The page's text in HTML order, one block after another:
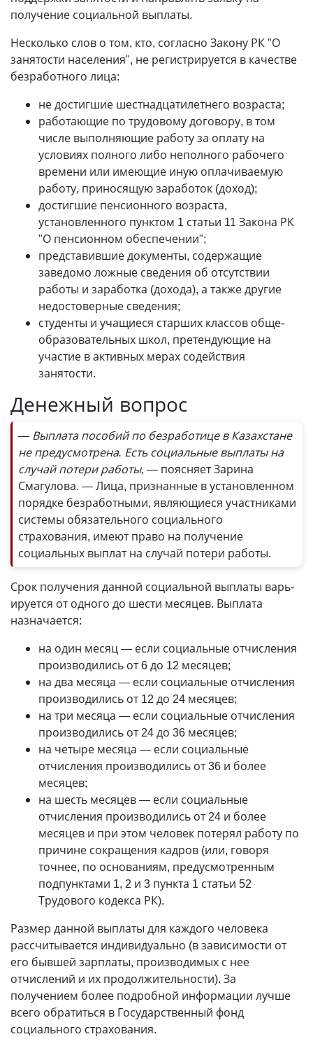
получение социальной выплаты.
Несколько слов о том, кто, согласно Закону РК "О
занятости населения", не регистрируется в качестве
безработного лица:
не достигшие шестнадцатилетнего возраста;
работающие по трудовому договору, в том
числе выполняющие работу за оплату на
условиях полного либо неполного рабочего
времени или имеющие иную оплачиваемую
работу, приносящую заработок (доход);
достигшие пенсионного возраста,
установленного пунктом 1 статьи 11 Закона РК
"О пенсионном обеспечении";
представившие документы, содержащие
заведомо ложные сведения об отсутствии
работы и заработка (дохода), а также другие
недостоверные сведения;
студенты и учащиеся старших классов обще­
образовательных школ, претендующие на
участие в активных мерах содействия
занятости.
Денежный вопрос
— Выплата пособий по безработице в Казахстане
не предусмотрена. Есть социальные выплаты на
случай потери работы, — поясняет Зарина
Смагулова. — Лица, признанные в установленном
порядке безработными, являющиеся участниками
системы обязательного социального
страхования, имеют право на получение
социальных выплат на случай потери работы.
Срок получения данной социальной выплаты варь­
ируется от одного до шести месяцев. Выплата
назначается:
на один месяц — если социальные отчисления
производились от 6 до 12 месяцев;
на два месяца — если социальные отчисления
производились от 12 до 24 месяцев;
на три месяца — если социальные отчисления
производились от 24 до 36 месяцев;
на четыре месяца — если социальные
отчисления производились от 36 и более
месяцев;
на шесть месяцев — если социальные
отчисления производились от 24 и более
месяцев и при этом человек потерял работу по
причине сокращения кадров (или, говоря
точнее, по основаниям, предусмотренным
подпунктами 1, 2 и 3 пункта 1 статьи 52
Трудового кодекса РК).
Размер данной выплаты для каждого человека
рассчитывается индивидуально (в зависимости от
его бывшей зарплаты, производимых с нее
отчислений и их продолжительности). За
получением более подробной информации лучше
всего обратиться в Государственный фонд
социального страхования.